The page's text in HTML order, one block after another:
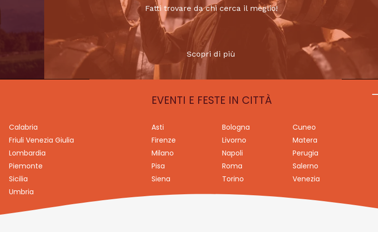
Fatti trovare da chi cerca il meglio!
Scopri di più
Calabria
Friuli Venezia Giulia
Lombardia
Piemonte
Sicilia
Umbria
EVENTI E FESTE IN CITTÀ
Asti Bologna
Cuneo
Firenze
Livorno
Matera
Milano
Napoli
Perugia
Pisa
Roma
Salerno
Siena
Torino Venezia